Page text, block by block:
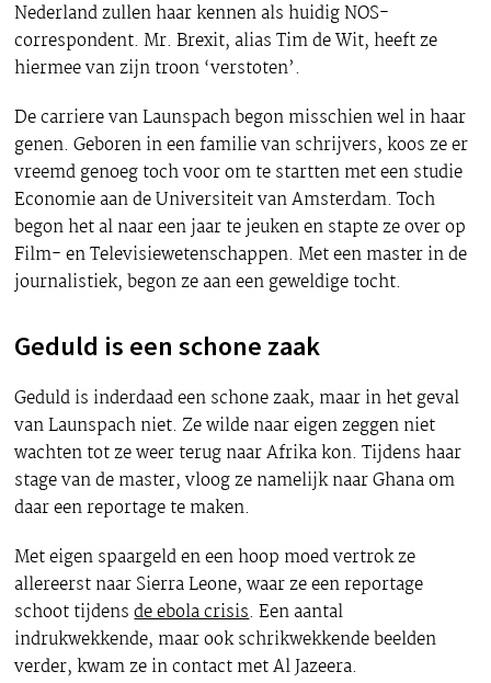
Nederland zullen haar kennen als huidig NOS-
correspondent. Mr. Brexit, alias Tim de Wit, heeft ze
hiermee van zijn troon ‘verstoten’.
De carriere van Launspach begon misschien wel in haar
genen. Geboren in een familie van schrijvers, koos ze er
vreemd genoeg toch voor om te startten met een studie
Economie aan de Universiteit van Amsterdam. Toch
begon het al naar een jaar te jeuken en stapte ze over op
Film- en Televisiewetenschappen. Met een master in de
journalistiek, begon ze aan een geweldige tocht.
Geduld is een schone zaak
Geduld is inderdaad een schone zaak, maar in het geval
van Launspach niet. Ze wilde naar eigen zeggen niet
wachten tot ze weer terug naar Afrika kon. Tijdens haar
stage van de master, vloog ze namelijk naar Ghana om
daar een reportage te maken.
Met eigen spaargeld en een hoop moed vertrok ze
allereerst naar Sierra Leone, waar ze een reportage
schoot tijdensde ebola crisis. Een aantal
indrukwekkende, maar ook schrikwekkende beelden
verder, kwam ze in contact met Al Jazeera.